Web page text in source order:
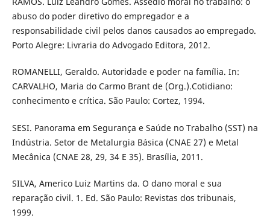
abuso do poder diretivo do empregador e a
responsabilidade civil pelos danos causados ao empregado.
Porto Alegre: Livraria do Advogado Editora, 2012.
ROMANELLI, Geraldo. Autoridade e poder na família. In:
CARVALHO, Maria do Carmo Brant de (Org.).Cotidiano:
conhecimento e crítica. São Paulo: Cortez, 1994.
SESI. Panorama em Segurança e Saúde no Trabalho (SST) na
Indústria. Setor de Metalurgia Básica (CNAE 27) e Metal
Mecânica (CNAE 28, 29, 34 E 35). Brasília, 2011.
SILVA, Americo Luiz Martins da. O dano moral e sua
reparação civil. 1. Ed. São Paulo: Revistas dos tribunais,
1999.